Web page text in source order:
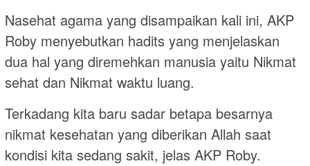
Nasehat agama yang disampaikan kali ini, AKP
Roby menyebutkan hadits yang menjelaskan
dua hal yang diremehkan manusia yaitu Nikmat
sehat dan Nikmat waktu luang.
Terkadang kita baru sadar betapa besarnya
nikmat kesehatan yang diberikan Allah saat
kondisi kita sedang sakit, jelas AKP Roby.